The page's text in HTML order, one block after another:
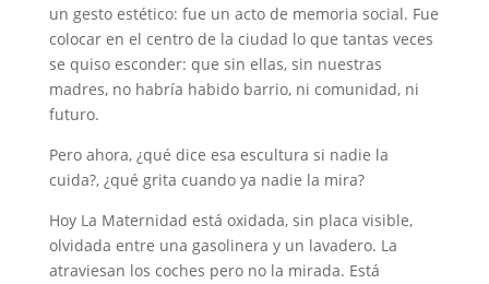
un gesto estético: fue un acto de memoria social. Fue
colocar en el centro de la ciudad lo que tantas veces
se quiso esconder: que sin ellas, sin nuestras
madres, no habría habido barrio, ni comunidad, ni
futuro.
Pero ahora, ¿qué dice esa escultura si nadie la
cuida?, ¿qué grita cuando ya nadie la mira?
Hoy La Maternidad está oxidada, sin placa visible,
olvidada entre una gasolinera y un lavadero. La
atraviesan los coches pero no la mirada. Está